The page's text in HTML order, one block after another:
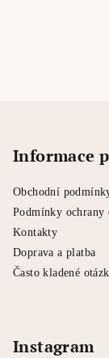
Informace
Obchodní
Podmínky ochrany
Kontakty
Doprava a platba
Často kladené
Instagram